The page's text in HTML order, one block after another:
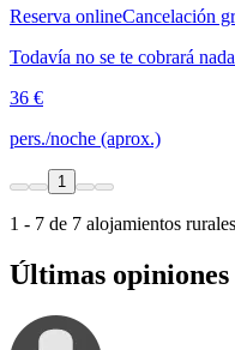
Reserva onlineCancelación
Todavía no se te cobrará
36 €
pers./noche (aprox.)
1
1 - 7 de 7 alojamientos rurales
Últimas